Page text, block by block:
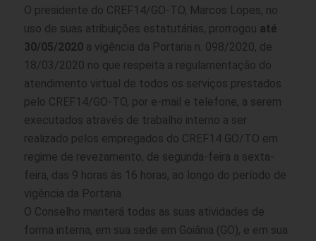
O presidente do CREF14/GO-TO, Marcos Lopes, no
uso de suas atribuições estatutárias, prorrogou até
30/05/2020 a vigência da Portaria n. 098/2020, de
18/03/2020 no que respeita a regulamentação do
atendimento virtual de todos os serviços prestados
pelo CREF14/GO-TO, por e-mail e telefone, a serem
executados através de trabalho interno a ser
realizado pelos empregados do CREF14 GO/TO em
regime de revezamento, de segunda-feira a sexta-
feira, das 9 horas às 16 horas, ao longo do período de
vigência da Portaria.
O Conselho manterá todas as suas atividades de
forma interna, em sua sede em Goiânia (GO), e em sua